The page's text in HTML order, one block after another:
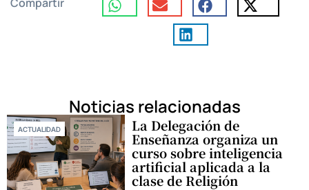
Noticias relacionadas
ACTUALIDAD La Delegación de
Enseñanza organiza un
curso sobre inteligencia
artificial aplicada a la
clase de Religión